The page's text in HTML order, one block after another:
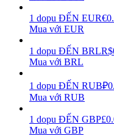
Power Piggy
Làm cho tài sản của
1 dopu ĐẾN EUR€
Mua với EUR
1 dopu ĐẾN BRLR$
Mua với BRL
1 dopu ĐẾN RUB₽
Mua với RUB
1 dopu ĐẾN GBP£
Mua với GBP